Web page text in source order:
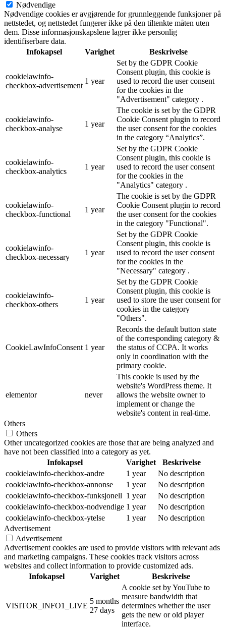
Nødvendige
Nødvendige cookies er avgjørende for grunnleggende funksjoner på
nettstedet, og nettstedet fungerer ikke på den tiltenkte måten uten
dem. Disse informasjonskapslene lagrer ikke personlig
identifiserbare data.
Infokapsel
Varighet Beskrivelse
cookielawinfo-
checkbox-advertisement
1 year
Set by the GDPR Cookie
Consent plugin, this cookie is
used to record the user consent
for the cookies in the
"Advertisement" category .
cookielawinfo-
checkbox-analyse
1 year
The cookie is set by the GDPR
Cookie Consent plugin to record
the user consent for the cookies
in the category “Analytics”.
cookielawinfo-
checkbox-analytics
1 year
Set by the GDPR Cookie
Consent plugin, this cookie is
used to record the user consent
for the cookies in the
"Analytics" category .
cookielawinfo-
checkbox-functional
1 year
The cookie is set by the GDPR
Cookie Consent plugin to record
the user consent for the cookies
in the category "Functional".
cookielawinfo-
checkbox-necessary
1 year
Set by the GDPR Cookie
Consent plugin, this cookie is
used to record the user consent
for the cookies in the
"Necessary" category .
cookielawinfo-
checkbox-others
1 year
Set by the GDPR Cookie
Consent plugin, this cookie is
used to store the user consent for
cookies in the category
"Others".
CookieLawInfoConsent 1 year
Records the default button state
of the corresponding category &
the status of CCPA. It works
only in coordination with the
primary cookie.
elementor never
This cookie is used by the
website's WordPress theme. It
allows the website owner to
implement or change the
website's content in real-time.
Others
Others
Other uncategorized cookies are those that are being analyzed and
have not been classified into a category as yet.
Infokapsel
Varighet
Beskrivelse
cookielawinfo-checkbox-andre
1 year
No description
cookielawinfo-checkbox-annonse
1 year
No description
cookielawinfo-checkbox-funksjonell 1 year
No description
cookielawinfo-checkbox-nodvendige 1 year
No description
cookielawinfo-checkbox-ytelse
1 year
No description
Advertisement
Advertisement
Advertisement cookies are used to provide visitors with relevant ads
and marketing campaigns. These cookies track visitors across
websites and collect information to provide customized ads.
Infokapsel
Varighet Beskrivelse
VISITOR_INFO1_LIVE
5 months
27 days
A cookie set by YouTube to
measure bandwidth that
determines whether the user
gets the new or old player
interface.